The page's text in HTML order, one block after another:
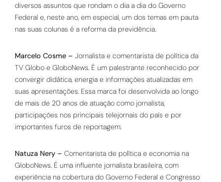
diversos assuntos que rondam o dia a dia do Governo
Federal e, neste ano, em especial, um dos temas em pauta
nas suas colunas é a reforma da previdência.
Marcelo Cosme – Jornalista e comentarista de política da
TV Globo e GloboNews. É um palestrante reconhecido por
convergir didática, energia e informações atualizadas em
suas apresentações. Essa marca foi desenvolvida ao longo
de mais de 20 anos de atuação como jornalista,
participações nos principais telejornais do país e por
importantes furos de reportagem.
Natuza Nery – Comentarista de política e economia na
GloboNews. É uma influente jornalista brasileira, com
experiência na cobertura do Governo Federal e Congresso